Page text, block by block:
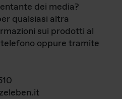
dei media?
qualsiasi altra
sui prodotti al
oppure tramite